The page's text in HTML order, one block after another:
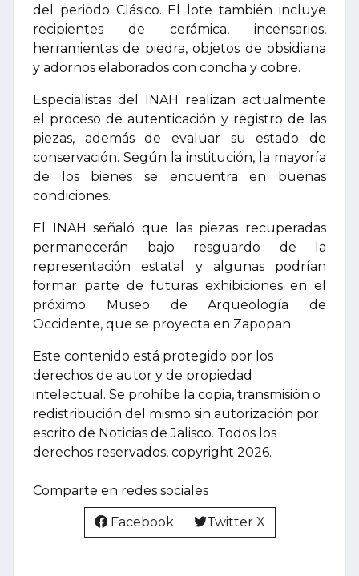
del periodo Clásico. El lote también incluye
recipientes de cerámica, incensarios,
herramientas de piedra, objetos de obsidiana
y adornos elaborados con concha y cobre.
Especialistas del INAH realizan actualmente
el proceso de autenticación y registro de las
piezas, además de evaluar su estado de
conservación. Según la institución, la mayoría
de los bienes se encuentra en buenas
condiciones.
El INAH señaló que las piezas recuperadas
permanecerán bajo resguardo de la
representación estatal y algunas podrían
formar parte de futuras exhibiciones en el
próximo Museo de Arqueología de
Occidente, que se proyecta en Zapopan.
Este contenido está protegido por los
derechos de autor y de propiedad
intelectual. Se prohíbe la copia, transmisión o
redistribución del mismo sin autorización por
escrito de Noticias de Jalisco. Todos los
derechos reservados, copyright 2026.
Comparte en redes sociales
Facebook Twitter X